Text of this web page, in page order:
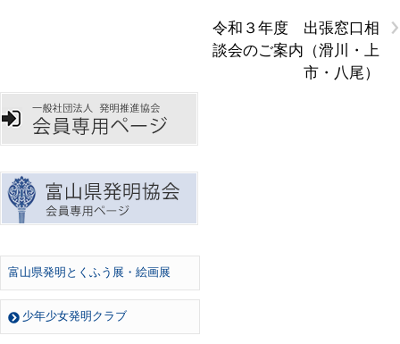
›
令和３年度 出張窓口相
談会のご案内（滑川・上
市・八尾）
富山県発明とくふう展・絵画展
少年少女発明クラブ